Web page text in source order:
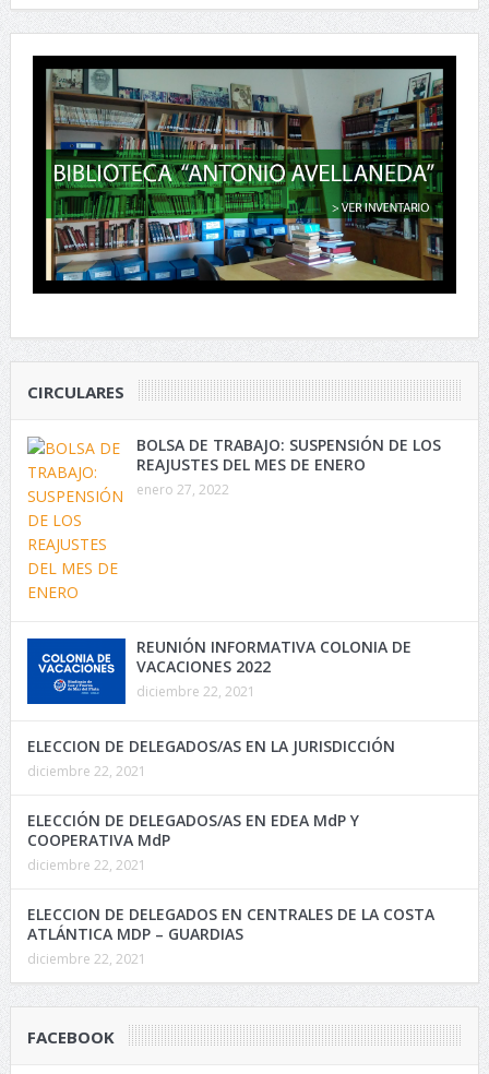
CIRCULARES
BOLSA DE TRABAJO: SUSPENSIÓN DE LOS
REAJUSTES DEL MES DE ENERO
enero 27, 2022
REUNIÓN INFORMATIVA COLONIA DE
VACACIONES 2022
diciembre 22, 2021
ELECCION DE DELEGADOS/AS EN LA JURISDICCIÓN
diciembre 22, 2021
ELECCIÓN DE DELEGADOS/AS EN EDEA MdP Y
COOPERATIVA MdP
diciembre 22, 2021
ELECCION DE DELEGADOS EN CENTRALES DE LA COSTA
ATLÁNTICA MDP – GUARDIAS
diciembre 22, 2021
FACEBOOK